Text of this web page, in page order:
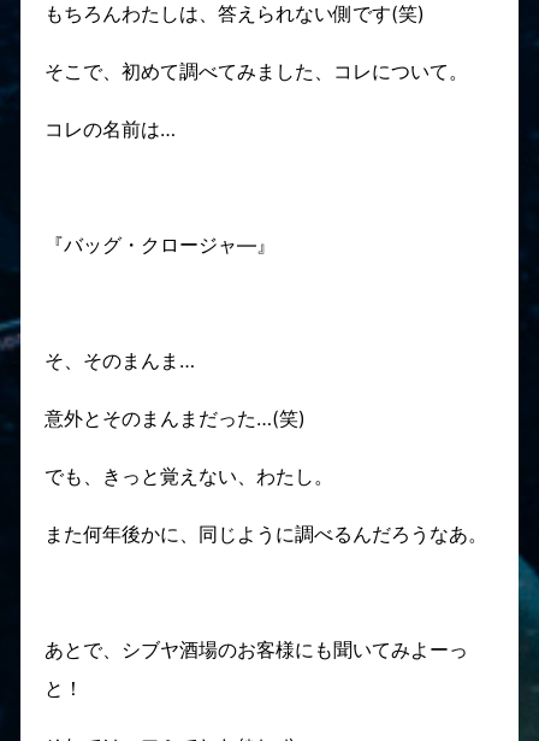
もちろんわたしは、答えられない側です(笑)
そこで、初めて調べてみました、コレについて。
コレの名前は…
『バッグ・クロージャ―』
そ、そのまんま…
意外とそのまんまだった…(笑)
でも、きっと覚えない、わたし。
また何年後かに、同じように調べるんだろうなあ。
あとで、シブヤ酒場のお客様にも聞いてみよーっ
と！